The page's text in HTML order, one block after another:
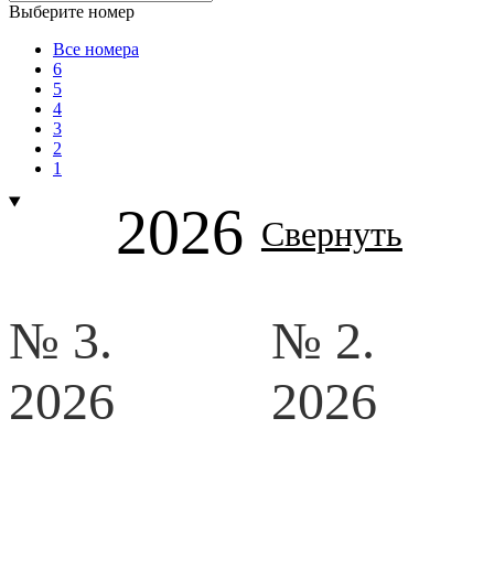
Выберите номер
Все номера
6
5
4
3
2
1
2026 Свернуть
№ 3.
2026
№ 2.
2026